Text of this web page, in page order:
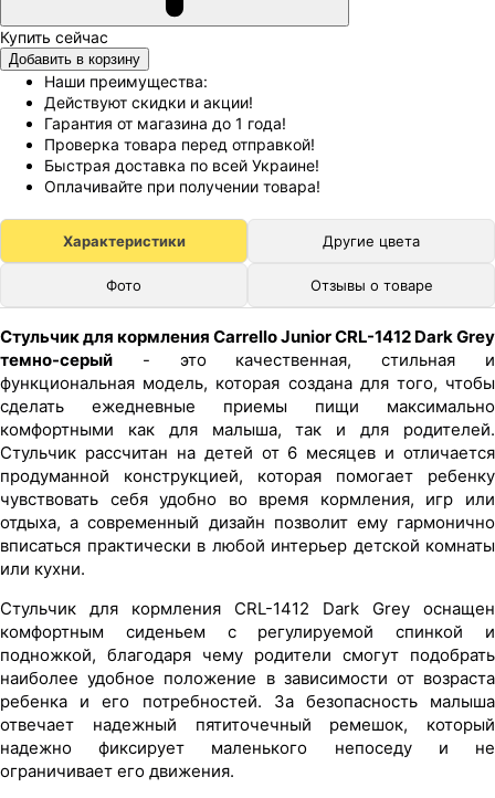
Добавить в корзину
Наши преимущества:
Действуют скидки и акции!
Гарантия от магазина до 1 года!
Проверка товара перед отправкой!
Быстрая доставка по всей Украине!
Оплачивайте при получении товара!
Характеристики Другие цвета
Фото Отзывы о товаре
Стульчик для кормления Carrello Junior CRL-1412 Dark Grey
темно-серый - это качественная, стильная и
функциональная модель, которая создана для того, чтобы
сделать ежедневные приемы пищи максимально
комфортными как для малыша, так и для родителей.
Стульчик рассчитан на детей от 6 месяцев и отличается
продуманной конструкцией, которая помогает ребенку
чувствовать себя удобно во время кормления, игр или
отдыха, а современный дизайн позволит ему гармонично
вписаться практически в любой интерьер детской комнаты
или кухни.
Стульчик для кормления CRL-1412 Dark Grey оснащен
комфортным сиденьем с регулируемой спинкой и
подножкой, благодаря чему родители смогут подобрать
наиболее удобное положение в зависимости от возраста
ребенка и его потребностей. За безопасность малыша
отвечает надежный пятиточечный ремешок, который
надежно фиксирует маленького непоседу и не
ограничивает его движения.